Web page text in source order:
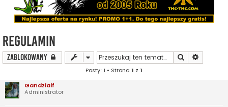
Regulamin
Zablokowany Szukaj
Posty: 1 • Strona 1 z 1
Gandzialf
Administrator